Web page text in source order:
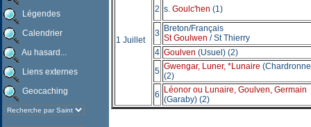
Légendes
Calendrier
Au hasard...
Liens externes
Geocaching
1 Juillet
2 s. Goulc'hen (1)
3
Breton/Français
St Goulwen / St Thierry
4 Goulven (Usuel) (2)
5 Gwengar, Luner, *Lunaire
(2)
6
Léonor ou Lunaire, Goulven, Germain
(Garaby) (2)